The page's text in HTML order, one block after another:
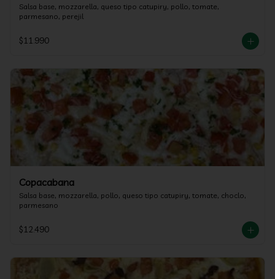
Salsa base, mozzarella, queso tipo catupiry, pollo, tomate,
parmesano, perejil
$11.990
Copacabana
Salsa base, mozzarella, pollo, queso tipo catupiry, tomate, choclo,
parmesano
$12.490